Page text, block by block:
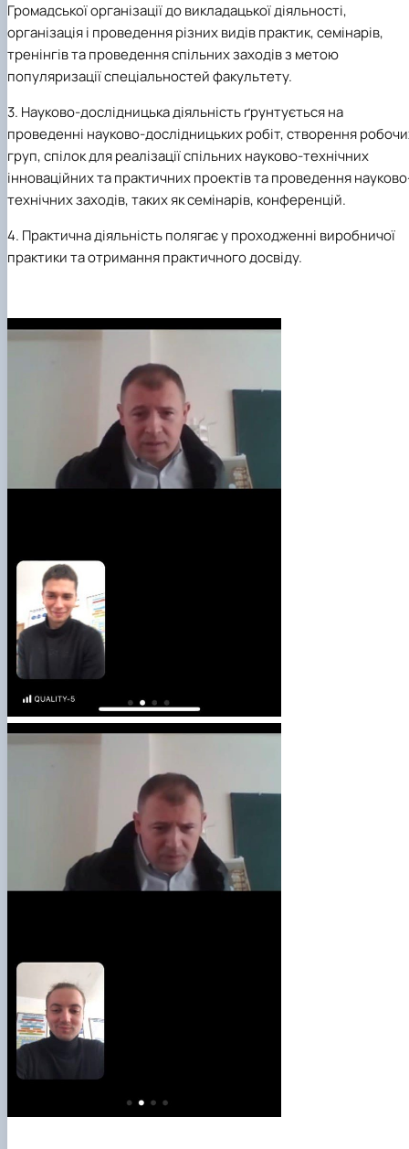
Громадської організації до викладацької діяльності,
організація і проведення різних видів практик, семінарів,
тренінгів та проведення спільних заходів з метою
популяризації спеціальностей факультету.
3. Науково-дослідницька діяльність ґрунтується на
проведенні науково-дослідницьких робіт, створення
груп, спілок для реалізації спільних науково-технічних
інноваційних та практичних проектів та проведення
технічних заходів, таких як семінарів, конференцій.
4. Практична діяльність полягає у проходженні виробничої
практики та отримання практичного досвіду.